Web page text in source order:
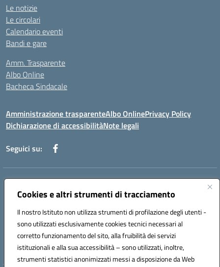
Cookies e altri strumenti di tracciamento
Il nostro Istituto non utilizza strumenti di profilazione degli utenti -
sono utilizzati esclusivamente cookies tecnici necessari al
corretto funzionamento del sito, alla fruibilità dei servizi
istituzionali e alla sua accessibilità – sono utilizzati, inoltre,
strumenti statistici anonimizzati messi a disposizione da Web
Le notizie
Le circolari
Calendario eventi
Bandi e gare
Amm. Trasparente
Albo Online
Bacheca Sindacale
Amministrazione trasparenteAlbo OnlinePrivacy Policy
Dichiarazione di accessibilitàNote legali
Seguici su:
Indirizzo:
Centralino:0881234514 - 0881752614 - 0881719420
Posta elettronica certificata (PEC):fgps010008@pec.istruzione.it
Codice fiscale: 80003140714
Codice meccanografico: FGPS010008